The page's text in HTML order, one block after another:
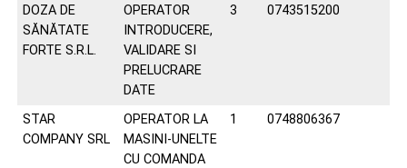
DOZA DE
SĂNĂTATE
FORTE S.R.L.
OPERATOR
INTRODUCERE,
VALIDARE SI
PRELUCRARE
DATE
3 0743515200
STAR
COMPANY SRL
OPERATOR LA
MASINI-UNELTE
CU COMANDA
1 0748806367